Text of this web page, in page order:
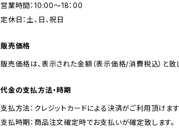
営業時間：10:00～18：00
定休日：土、日、祝日
販売価格
販売価格は、表示された金額（表示価格/消費税込）と致
代金の支払方法・時期
支払方法：クレジットカードによる決済がご利用頂けます
支払時期：商品注文確定時でお支払いが確定致します。